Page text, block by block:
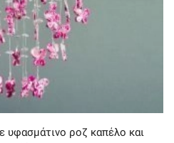
υφασμάτινο ροζ καπέλο και